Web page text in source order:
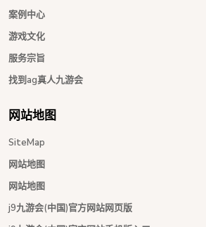
案例中心
游戏文化
服务宗旨
找到ag真人九游会
网站地图
SiteMap
网站地图
网站地图
j9九游会(中国)官方网站网页版